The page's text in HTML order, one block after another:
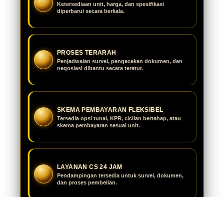
Ketersediaan unit, harga, dan spesifikasi
diperbarui secara berkala.
PROSES TERARAH
Penjadwalan survei, pengecekan dokumen, dan
negosiasi dibantu secara teratur.
SKEMA PEMBAYARAN FLEKSIBEL
Tersedia opsi tunai, KPR, cicilan bertahap, atau
skema pembayaran sesuai unit.
LAYANAN CS 24 JAM
Pendampingan tersedia untuk survei, dokumen,
dan proses pembelian.